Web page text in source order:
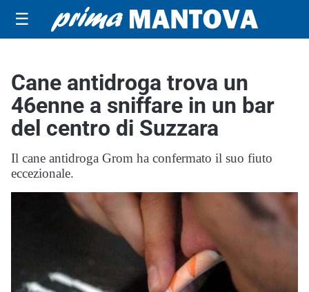
☰
Cane antidroga trova un
46enne a sniffare in un bar
del centro di Suzzara
Il cane antidroga Grom ha confermato il suo fiuto
eccezionale.